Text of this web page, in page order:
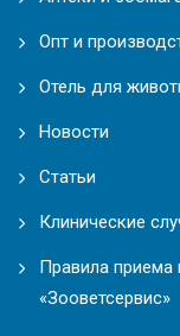
Опт и
Отель для
Новости
Статьи
Клинические
Правила приема
«Зооветсервис»